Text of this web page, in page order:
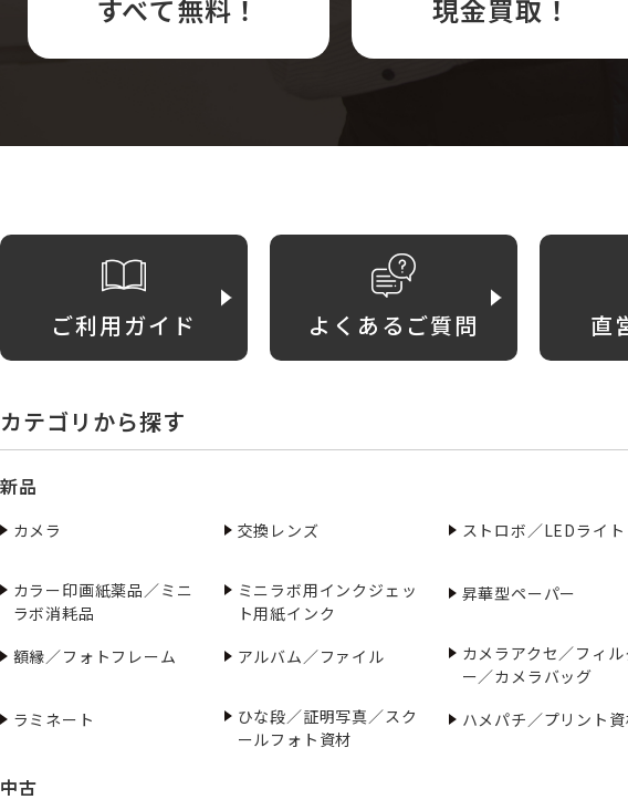
すべて無料！ 現金買取！
ご利用ガイド よくあるご質問 直
カテゴリから探す
新品
カメラ 交換レンズ ストロボ／LEDライト
カラー印画紙薬品／ミニ
ラボ消耗品
ミニラボ用インクジェッ
ト用紙インク
昇華型ペーパー
額縁／フォトフレーム
アルバム／ファイル
カメラアクセ／フィル
ー／カメラバッグ
ラミネート
ひな段／証明写真／スク
ールフォト資材
ハメパチ／プリント
中古